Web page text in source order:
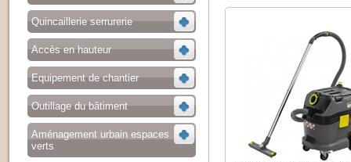
Quincaillerie serrurerie
Accès en hauteur
Equipement de chantier
Outillage du bâtiment
Aménagement urbain espaces
verts